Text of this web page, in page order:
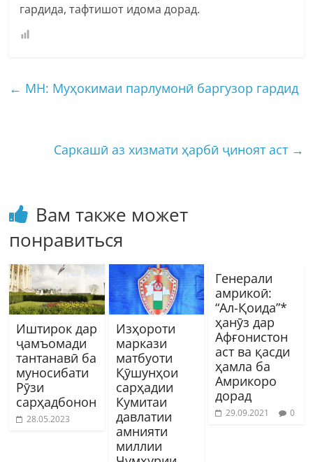
гардида, тафтишот идома дорад.
← МН: Муҳокимаи парлумонӣ баргузор гардид
Саркашӣ аз хизмати ҳарбӣ ҷиноят аст →
Вам также может
понравиться
Иштирок дар
ҷамъомади
тантанавӣ ба
муносибати
Рӯзи
сарҳадбонон
28.05.2023
Изҳороти
маркази
матбуоти
Қӯшунҳои
сарҳадии
Кумитаи
давлатии
амнияти
миллии
Генерали
амрикоӣ:
“Ал-Қоида”*
ҳанӯз дар
Афғонистон
аст ва қасди
ҳамла ба
Амрикоро
дорад
29.09.2021 0